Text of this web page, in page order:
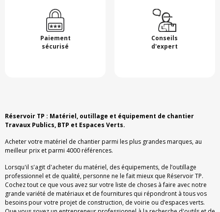
Paiement
sécurisé
Conseils
d'expert
Réservoir TP : Matériel, outillage et équipement de chantier
Travaux Publics, BTP et Espaces Verts.
Acheter votre matériel de chantier parmi les plus grandes marques, au
meilleur prix et parmi 4000 références.
Lorsqu'il s'agit d'acheter du matériel, des équipements, de l’outillage
professionnel et de qualité, personne ne le fait mieux que Réservoir TP.
Cochez tout ce que vous avez sur votre liste de choses à faire avec notre
grande variété de matériaux et de fournitures qui répondront à tous vos
besoins pour votre projet de construction, de voirie ou d’espaces verts.